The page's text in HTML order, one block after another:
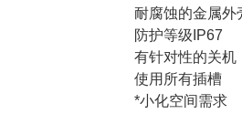
耐腐蚀的金属外
防护等级 IP67
有针对性的关机
使用所有插槽
*小化空间需求